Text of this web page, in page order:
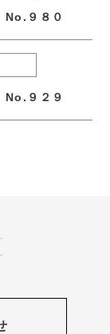
No.９８０
９２９